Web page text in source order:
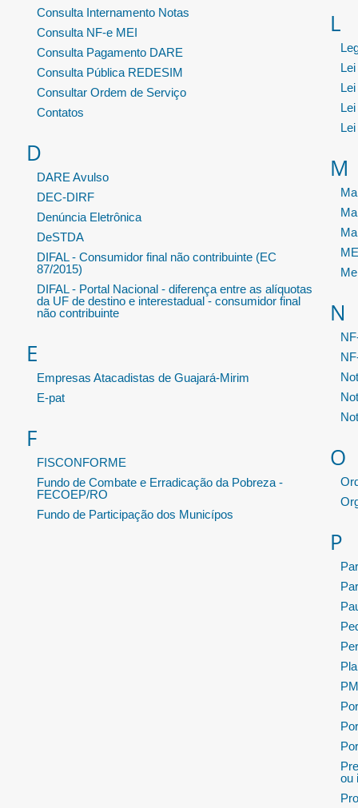
Consulta Internamento Notas
Consulta NF-e MEI
Consulta Pagamento DARE
Consulta Pública REDESIM
Consultar Ordem de Serviço
Contatos
D
DARE Avulso
DEC-DIRF
Denúncia Eletrônica
DeSTDA
DIFAL - Consumidor final não contribuinte (EC
87/2015)
DIFAL - Portal Nacional - diferença entre as alíquotas
da UF de destino e interestadual - consumidor final
não contribuinte
E
Empresas Atacadistas de Guajará-Mirim
E-pat
F
FISCONFORME
Fundo de Combate e Erradicação da Pobreza -
FECOEP/RO
Fundo de Participação dos Municípos
L
M
N
O
P
ou